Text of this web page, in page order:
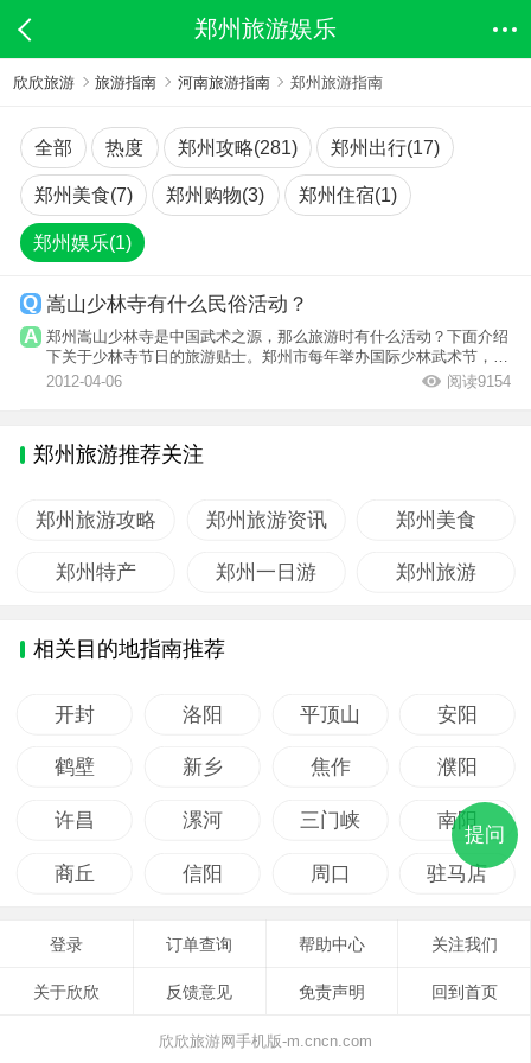
郑州旅游娱乐
欣欣旅游 旅游指南 河南旅游指南 郑州旅游指南
全部 热度 郑州攻略(281) 郑州出行(17)
郑州美食(7) 郑州购物(3) 郑州住宿(1)
郑州娱乐(1)
嵩山少林寺有什么民俗活动？
郑州嵩山少林寺是中国武术之源，那么旅游时有什么活动？下面介绍
下关于少林寺节日的旅游贴士。郑州市每年举办国际少林武术节，郑
州和登封是...
2012-04-06 阅读9154
郑州旅游推荐关注
郑州旅游攻略 郑州旅游资讯 郑州美食
郑州特产 郑州一日游 郑州旅游
相关目的地指南推荐
开封 洛阳 平顶山 安阳
鹤壁 新乡 焦作 濮阳
许昌 漯河 三门峡 南阳
商丘 信阳 周口 驻马店
提问
登录 订单查询 帮助中心 关注我们
关于欣欣 反馈意见 免责声明 回到首页
欣欣旅游网手机版-m.cncn.com